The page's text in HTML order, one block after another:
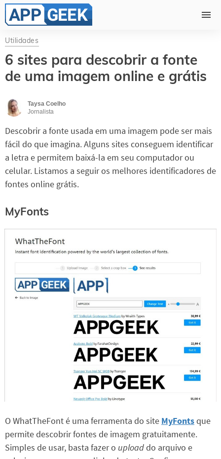
Utilidades
6 sites para descobrir a fonte
de uma imagem online e grátis
Taysa Coelho
Jornalista
Descobrir a fonte usada em uma imagem pode ser mais
fácil do que imagina. Alguns sites conseguem identificar
a letra e permitem baixá-la em seu computador ou
celular. Listamos a seguir os melhores identificadores de
fontes online grátis.
MyFonts
O WhatTheFont é uma ferramenta do site MyFontsque
permite descobrir fontes de imagem gratuitamente.
Simples de usar, basta fazer o uploaddo arquivo e